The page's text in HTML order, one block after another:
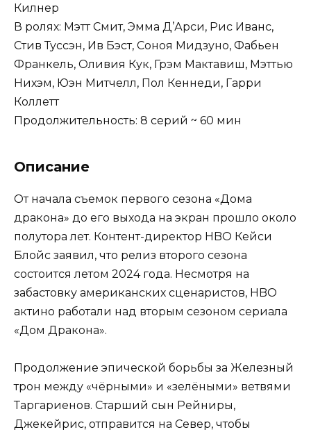
Килнер
В ролях: Мэтт Смит, Эмма Д’Арси, Рис Иванс,
Стив Туссэн, Ив Бэст, Соноя Мидзуно, Фабьен
Франкель, Оливия Кук, Грэм Мактавиш, Мэттью
Нихэм, Юэн Митчелл, Пол Кеннеди, Гарри
Коллетт
Продолжительность: 8 серий ~ 60 мин
Описание
От начала съемок первого сезона «Дома
дракона» до его выхода на экран прошло около
полутора лет. Контент-директор HBO Кейси
Блойс заявил, что релиз второго сезона
состоится летом 2024 года. Несмотря на
забастовку американских сценаристов, HBO
актино работали над вторым сезоном сериала
«Дом Дракона».
Продолжение эпической борьбы за Железный
трон между «чёрными» и «зелёными» ветвями
Таргариенов. Старший сын Рейниры,
Джекейрис, отправится на Север, чтобы